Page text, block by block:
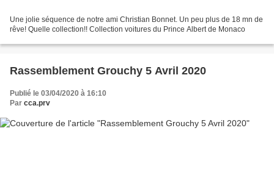
Une jolie séquence de notre ami Christian Bonnet. Un peu plus de 18 mn de
rêve! Quelle collection!! Collection voitures du Prince Albert de Monaco
Rassemblement Grouchy 5 Avril 2020
Publié le 03/04/2020 à 16:10
Par cca.prv